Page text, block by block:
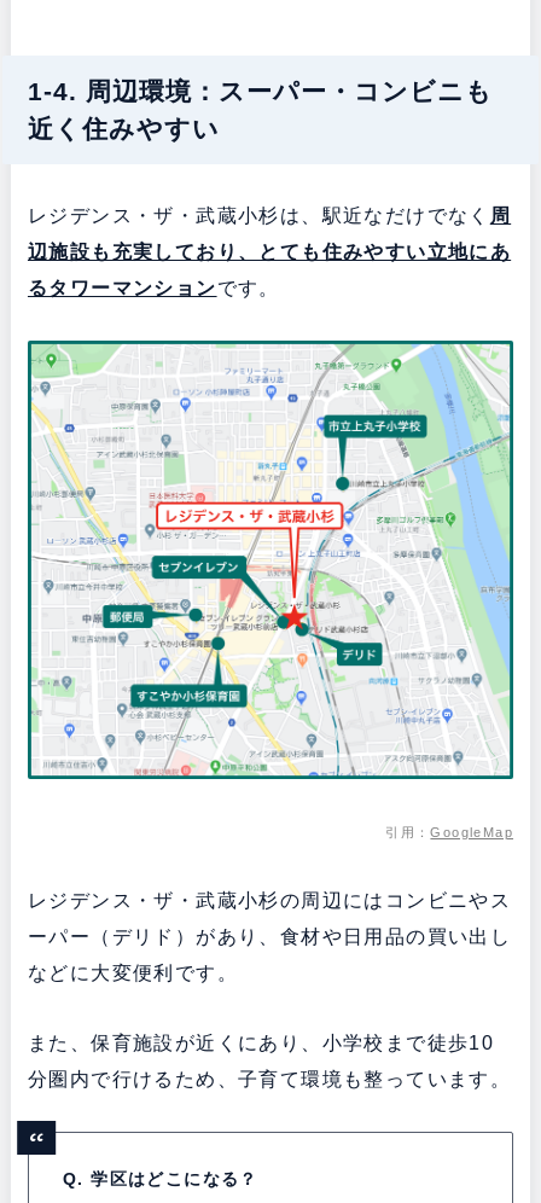
1-4. 周辺環境：スーパー・コンビニも
近く住みやすい
レジデンス・ザ・武蔵小杉は、駅近なだけでなく 周
辺施設も充実しており、とても住みやすい立地にあ
るタワーマンションです。
引用：GoogleMap
レジデンス・ザ・武蔵小杉の周辺にはコンビニやス
ーパー（デリド）があり、食材や日用品の買い出し
などに大変便利です。
また、保育施設が近くにあり、小学校まで徒歩10
分圏内で行けるため、子育て環境も整っています。
Q. 学区はどこになる？